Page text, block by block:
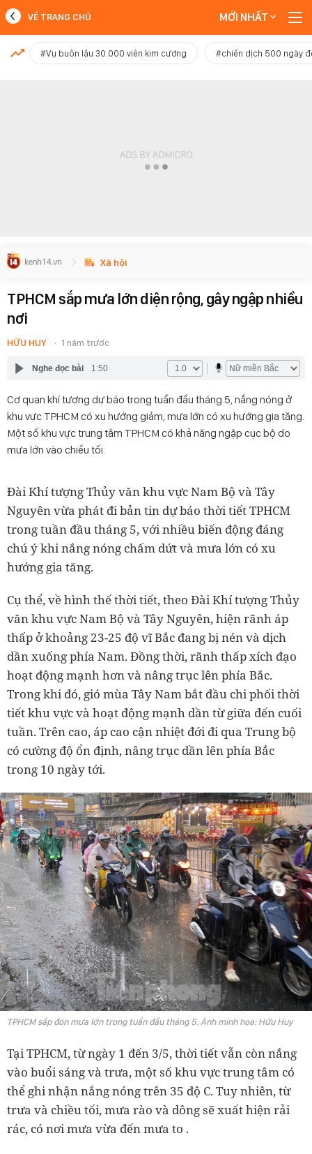
MỚI NHẤT
VỀ TRANG CHỦ MỚI NHẤT
#Vụ buôn lậu 30.000 viên kim cương #chiến dịch 500 ngày
Xã hội
TPHCM sắp mưa lớn diện rộng, gây ngập nhiều
nơi
HỮU HUY 1 năm trước
Nghe đọc bài 1:50
Cơ quan khí tượng dự báo trong tuần đầu tháng 5, nắng nóng ở
khu vực TPHCM có xu hướng giảm, mưa lớn có xu hướng gia tăng.
Một số khu vực trung tâm TPHCM có khả năng ngập cục bộ do
mưa lớn vào chiều tối.
Đài Khí tượng Thủy văn khu vực Nam Bộ và Tây
Nguyên vừa phát đi bản tin dự báo thời tiết TPHCM
trong tuần đầu tháng 5, với nhiều biến động đáng
chú ý khi nắng nóng chấm dứt và mưa lớn có xu
hướng gia tăng.
Cụ thể, về hình thế thời tiết, theo Đài Khí tượng Thủy
văn khu vực Nam Bộ và Tây Nguyên, hiện rãnh áp
thấp ở khoảng 23-25 độ vĩ Bắc đang bị nén và dịch
dần xuống phía Nam. Đồng thời, rãnh thấp xích đạo
hoạt động mạnh hơn và nâng trục lên phía Bắc.
Trong khi đó, gió mùa Tây Nam bắt đầu chi phối thời
tiết khu vực và hoạt động mạnh dần từ giữa đến cuối
tuần. Trên cao, áp cao cận nhiệt đới đi qua Trung bộ
có cường độ ổn định, nâng trục dần lên phía Bắc
trong 10 ngày tới.
TPHCM sắp đón mưa lớn trong tuần đầu tháng 5. Ảnh minh họa: Hữu Huy
Tại TPHCM, từ ngày 1 đến 3/5, thời tiết vẫn còn nắng
vào buổi sáng và trưa, một số khu vực trung tâm có
thể ghi nhận nắng nóng trên 35 độ C. Tuy nhiên, từ
trưa và chiều tối, mưa rào và dông sẽ xuất hiện rải
rác, có nơi mưa vừa đến mưa to .